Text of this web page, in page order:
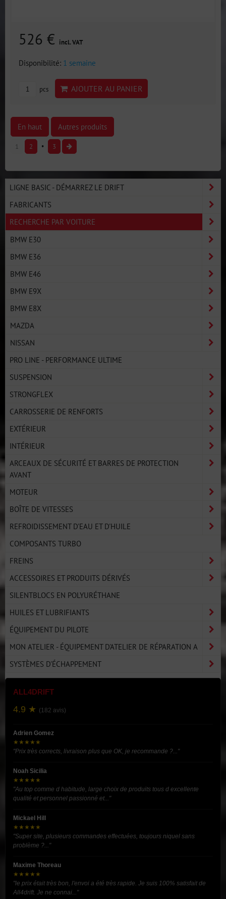
526 € incl. VAT
Disponibilité: 1 semaine
pcs AJOUTER AU PANIER
En haut Autres produits
1 2 3
LIGNE BASIC - DÉMARREZ LE DRIFT
FABRICANTS
RECHERCHE PAR VOITURE
BMW E30
BMW E36
BMW E46
BMW E9X
BMW E8X
MAZDA
NISSAN
PRO LINE - PERFORMANCE ULTIME
SUSPENSION
STRONGFLEX
CARROSSERIE DE RENFORTS
EXTÉRIEUR
INTÉRIEUR
ARCEAUX DE SÉCURITÉ ET BARRES DE PROTECTION
AVANT
MOTEUR
BOÎTE DE VITESSES
REFROIDISSEMENT D'EAU ET D'HUILE
COMPOSANTS TURBO
FREINS
ACCESSOIRES ET PRODUITS DÉRIVÉS
SILENTBLOCS EN POLYURÉTHANE
HUILES ET LUBRIFIANTS
ÉQUIPEMENT DU PILOTE
MON ATELIER - ÉQUIPEMENT D'ATELIER DE RÉPARATION A
SYSTÈMES D'ÉCHAPPEMENT
ALL4DRIFT
4.9 ★ (182 avis)
Adrien Gomez
★★★★★
"Prix très corrects, livraison plus que OK, je recommande ?..."
Noah Sicilia
★★★★★
"Au top comme d habitude, large choix de produits tous d excellente
qualité et personnel passionné et..."
Mickael Hill
★★★★★
"Super site, plusieurs commandes effectuées, toujours niquel sans
problème ?..."
Maxime Thoreau
★★★★★
"le prix était très bon, l'envoi a été très rapide. Je suis 100% satisfait de
All4drift. Je ne connai..."